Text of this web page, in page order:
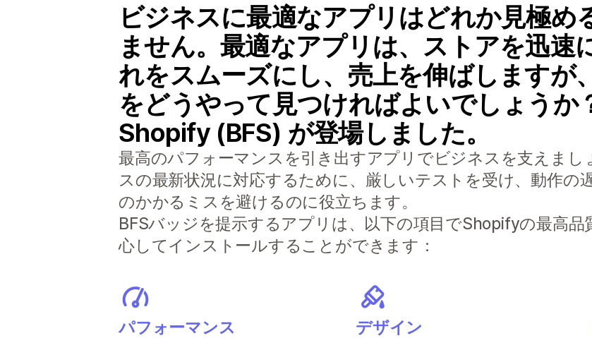
ビジネスに最適なアプリはどれか見極め
ません。最適なアプリは、ストアを迅速
れをスムーズにし、売上を伸ばしますが
をどうやって見つければよいでしょうか
Shopify (BFS) が登場しました。
最高のパフォーマンスを引き出すアプリでビジネスを支えま
スの最新状況に対応するために、厳しいテストを受け、動作の
のかかるミスを避けるのに役立ちます。
BFSバッジを提示するアプリは、以下の項目でShopifyの最高
心してインストールすることができます：
パフォーマンス デザイン